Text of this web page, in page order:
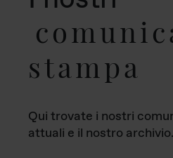
stampa
Qui trovate i nostri
attuali e il nostro archivio.